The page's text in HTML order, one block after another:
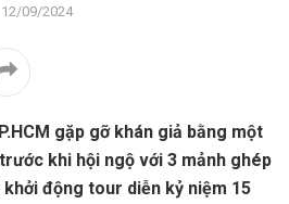
12/09/2024
gặp gỡ khán giả bằng một
khi hội ngộ với 3 mảnh ghép
khởi động tour diễn kỷ niệm 15